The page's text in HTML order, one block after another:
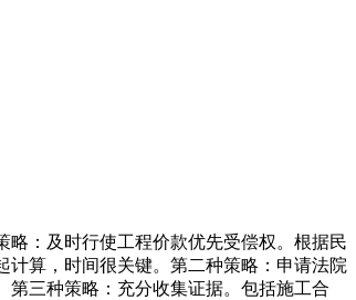
：及时行使工程价款优先受偿权。根据民
算，时间很关键。第二种策略：申请法院
三种策略：充分收集证据。包括施工合